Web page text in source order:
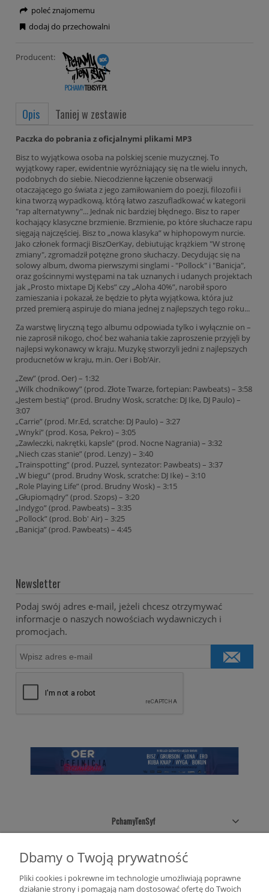
Producent:
poleć znajomemu
dodaj do przechowalni
Opis Taniej w zestawie
Paczka do pobrania z oficjalnymi plikami MP3
Bisz to wyjątkowa osoba na polskiej scenie muzycznej. To
wyjątkowy raper, ewidentnie wyróżniający się na tle wielu innych,
podobnych do siebie. Niecodzienne łączenie obserwacji
otaczającego go świata z jego zamiłowaniem do poezji, filozofii i
kina tworzą wypadkową, którą łatwo zaszufladkować w kategorii
"rap alternatywny"... Jednak nic bardziej błędnego. Bisz to raper
kochający klasyczne brzmienie. Brzmienie, po które słuchacze rapu
sięgają najczęściej. Bisz to „nowa klasyka” w hiphopowym nurcie.
Jako członek formacji BiszOerKay, debiutując krążkiem "W stronę
zmiany", zgromadził potężne grono słuchaczy. Decydując się na
solowy album, dwoma pierwszymi singlami - "Pollock" i "Banicja",
oraz gościnnymi występami na tak uznanych i udanych projektach
jak „Prosto mixtape Dj Kebs” czy „Aloha 40%”, narobił sporo
zamieszania i pokazał, że będzie to płyta wyjątkowa, która już
przed premierą aspiruje do miana jednej z najlepszych tego roku...
Za warstwę liryczną tego albumu odpowiada tylko i wyłącznie on –
nie zaprosił nikogo, choć bez wahania takie zaproszenie przyjęli by
najlepsi wykonawcy w kraju. Muzykę stworzyli jedni z najlepszych
producnetów w kraju, m.in. Oer i Bob’Air.
„Zew” (prod. Oer) – 1:32
„Wilk chodnikowy” (prod. Złote Twarze, fortepian: Pawbeats) – 3:58
„Jestem bestią” (prod. Brudny Wosk, scratche: DJ Ike, DJ Paulo) –
3:07
„Carrie” (prod. Mr.Ed, scratche: DJ Paulo) – 3:27
„Wnyki” (prod. Kosa, Pekro) – 3:05
„Zawleczki, nakrętki, kapsle” (prod. Nocne Nagrania) – 3:32
„Niech czas stanie” (prod. Lenzy) – 3:40
„Trainspotting” (prod. Puzzel, syntezator: Pawbeats) – 3:37
„W biegu” (prod. Brudny Wosk, scratche: DJ Ike) – 3:10
„Role Playing Life” (prod. Brudny Wosk) – 3:15
„Głupiomądry” (prod. Szops) – 3:20
„Indygo” (prod. Pawbeats) – 3:35
„Pollock” (prod. Bob' Air) – 3:25
„Banicja” (prod. Pawbeats) – 4:45
Newsletter
Podaj swój adres e-mail, jeżeli chcesz otrzymywać
informacje o naszych nowościach wydawniczych i
promocjach.
PchamyTenSyf
Sklepowe pólki
Twoje konto
Dbamy o Twoją prywatność
Pliki cookies i pokrewne im technologie umożliwiają poprawne
działanie strony i pomagają nam dostosować ofertę do Twoich